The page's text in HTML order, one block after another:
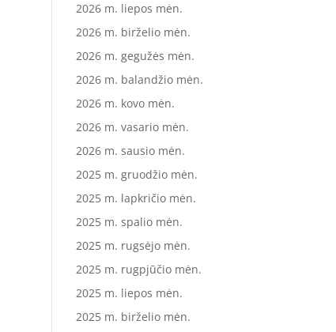
2026 m. liepos mėn.
2026 m. birželio mėn.
2026 m. gegužės mėn.
2026 m. balandžio mėn.
2026 m. kovo mėn.
2026 m. vasario mėn.
2026 m. sausio mėn.
2025 m. gruodžio mėn.
2025 m. lapkričio mėn.
2025 m. spalio mėn.
2025 m. rugsėjo mėn.
2025 m. rugpjūčio mėn.
2025 m. liepos mėn.
2025 m. birželio mėn.